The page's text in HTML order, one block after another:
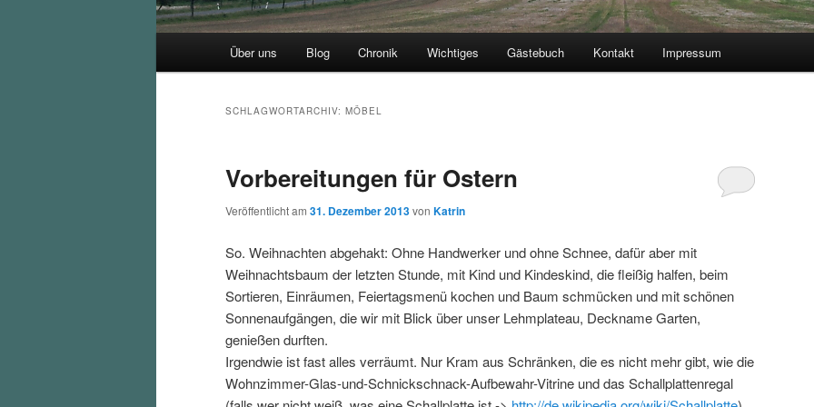
Über uns Blog Chronik Wichtiges Gästebuch Kontakt Impressum
SCHLAGWORTARCHIV: MÖBEL
Vorbereitungen für Ostern
Veröffentlicht am 31. Dezember 2013von Katrin
So. Weihnachten abgehakt: Ohne Handwerker und ohne Schnee, dafür aber mit
Weihnachtsbaum der letzten Stunde, mit Kind und Kindeskind, die fleißig halfen, beim
Sortieren, Einräumen, Feiertagsmenü kochen und Baum schmücken und mit schönen
Sonnenaufgängen, die wir mit Blick über unser Lehmplateau, Deckname Garten,
genießen durften.
Irgendwie ist fast alles verräumt. Nur Kram aus Schränken, die es nicht mehr gibt, wie die
Wohnzimmer-Glas-und-Schnickschnack-Aufbewahr-Vitrine und das Schallplattenregal